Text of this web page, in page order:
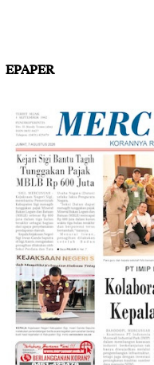
EPAPER